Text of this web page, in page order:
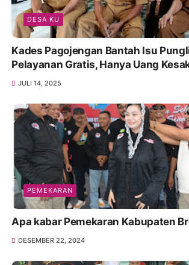
DESA KU
Kades Pagojengan Bantah Isu
Pelayanan Gratis, Hanya Uang
JULI 14, 2025
PEMEKARAN
Apa kabar Pemekaran Kabupaten
DESEMBER 22, 2024